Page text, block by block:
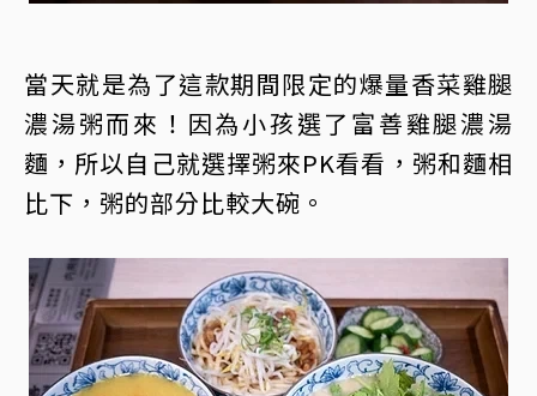
當天就是為了這款期間限定的爆量香菜雞腿
濃湯粥而來！因為小孩選了富善雞腿濃湯
麵，所以自己就選擇粥來PK看看，粥和麵相
比下，粥的部分比較大碗。